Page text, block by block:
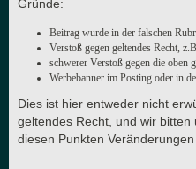
Gründe:
Beitrag wurde in der falschen
Verstoß gegen geltendes Recht,
schwerer Verstoß gegen die oben
Werbebanner im Posting oder in
Dies ist hier entweder nicht
geltendes Recht, und wir bitten
diesen Punkten